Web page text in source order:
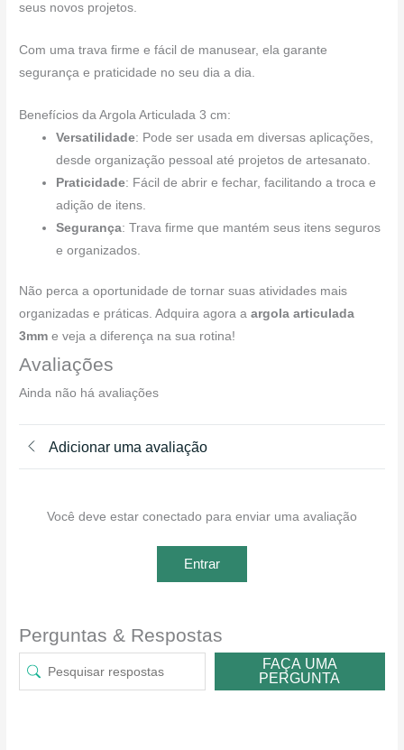
seus novos projetos.
Com uma trava firme e fácil de manusear, ela garante
segurança e praticidade no seu dia a dia.
Benefícios da Argola Articulada 3 cm:
Versatilidade: Pode ser usada em diversas aplicações,
desde organização pessoal até projetos de artesanato.
Praticidade: Fácil de abrir e fechar, facilitando a troca e
adição de itens.
Segurança: Trava firme que mantém seus itens seguros
e organizados.
Não perca a oportunidade de tornar suas atividades mais
organizadas e práticas. Adquira agora aargola articulada
3mm e veja a diferença na sua rotina!
Avaliações
Ainda não há avaliações
Adicionar uma avaliação
Você deve estar conectado para enviar uma avaliação
Entrar
Perguntas & Respostas
FAÇA UMA
PERGUNTA